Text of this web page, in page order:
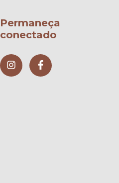
Permaneça
conectado